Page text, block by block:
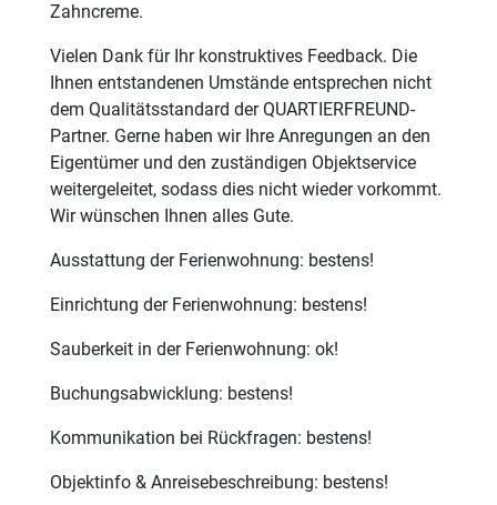
Zahncreme.
Vielen Dank für Ihr konstruktives Feedback. Die
Ihnen entstandenen Umstände entsprechen nicht
dem Qualitätsstandard der QUARTIERFREUND-
Partner. Gerne haben wir Ihre Anregungen an den
Eigentümer und den zuständigen Objektservice
weitergeleitet, sodass dies nicht wieder vorkommt.
Wir wünschen Ihnen alles Gute.
Ausstattung der Ferienwohnung: bestens!
Einrichtung der Ferienwohnung: bestens!
Sauberkeit in der Ferienwohnung: ok!
Buchungsabwicklung: bestens!
Kommunikation bei Rückfragen: bestens!
Objektinfo & Anreisebeschreibung: bestens!